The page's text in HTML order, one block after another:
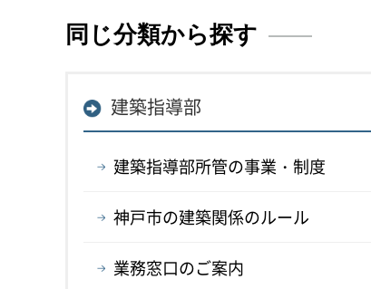
同じ分類から探す
建築指導部
建築指導部所管の事業・制度
神戸市の建築関係のルール
業務窓口のご案内